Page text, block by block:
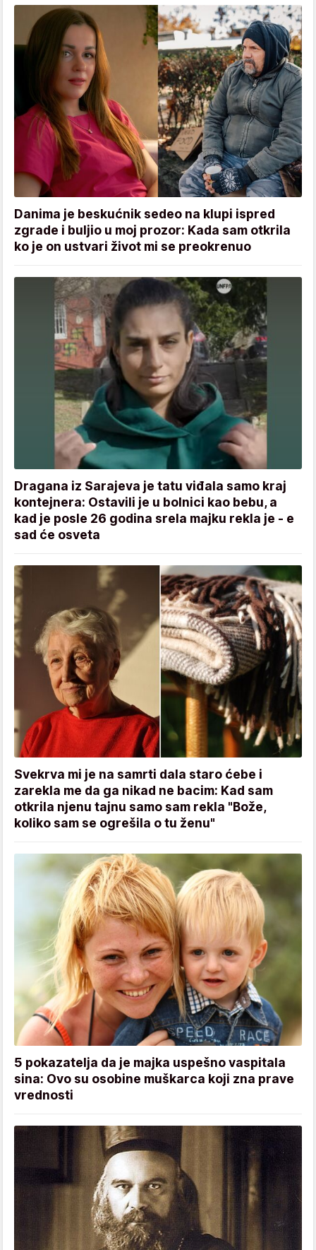
Danima je beskućnik sedeo na klupi ispred
zgrade i buljio u moj prozor: Kada sam otkrila
ko je on ustvari život mi se preokrenuo
Dragana iz Sarajeva je tatu viđala samo kraj
kontejnera: Ostavili je u bolnici kao bebu, a
kad je posle 26 godina srela majku rekla je - e
sad će osveta
Svekrva mi je na samrti dala staro ćebe i
zarekla me da ga nikad ne bacim: Kad sam
otkrila njenu tajnu samo sam rekla "Bože,
koliko sam se ogrešila o tu ženu"
5 pokazatelja da je majka uspešno vaspitala
sina: Ovo su osobine muškarca koji zna prave
vrednosti